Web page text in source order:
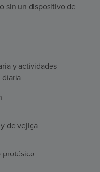
sin un dispositivo de
y actividades
de vejiga
protésico